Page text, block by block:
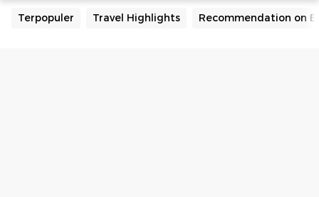
Terpopuler Travel Highlights Recommendation on